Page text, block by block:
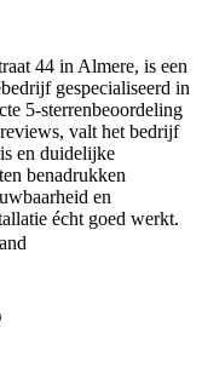
44 in Almere, is een
gespecialiseerd in
5‑sterrenbeoordeling
valt het bedrijf
en duidelijke
benadrukken
en
écht goed werkt.